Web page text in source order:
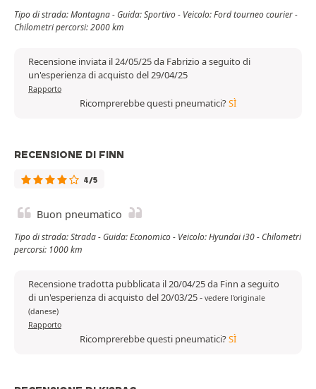
Tipo di strada: Montagna - Guida: Sportivo - Veicolo: Ford tourneo courier -
Chilometri percorsi: 2000 km
Recensione inviata il 24/05/25 da Fabrizio a seguito di
un'esperienza di acquisto del 29/04/25
Rapporto
Ricomprerebbe questi pneumatici?SÌ
RECENSIONE DI FINN
4/5
Buon pneumatico
Tipo di strada: Strada - Guida: Economico - Veicolo: Hyundai i30 - Chilometri
percorsi: 1000 km
Recensione tradotta pubblicata il 20/04/25 da Finn a seguito
di un'esperienza di acquisto del 20/03/25- vedere l'originale
(danese)
Rapporto
Ricomprerebbe questi pneumatici?SÌ